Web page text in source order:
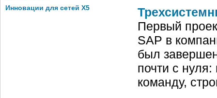
Инновации для сетей X5
Первый
SAP в
был
почти с
команду,